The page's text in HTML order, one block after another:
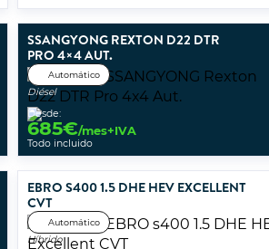
SSANGYONG REXTON D22 DTR
PRO 4×4 AUT.
Automático
Diésel
Desde:
685€/mes+IVA
Todo incluido
EBRO S400 1.5 DHE HEV EXCELLENT
CVT
Automático
Híbrido